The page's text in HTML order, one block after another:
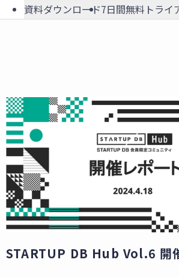
資料ダウンロード7日間無料トライ
STARTUP DB Hub Vol.6 開